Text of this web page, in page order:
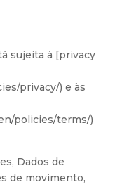
sujeita à [privacy
privacy/) e às
policies/terms/)
Dados de
de movimento,